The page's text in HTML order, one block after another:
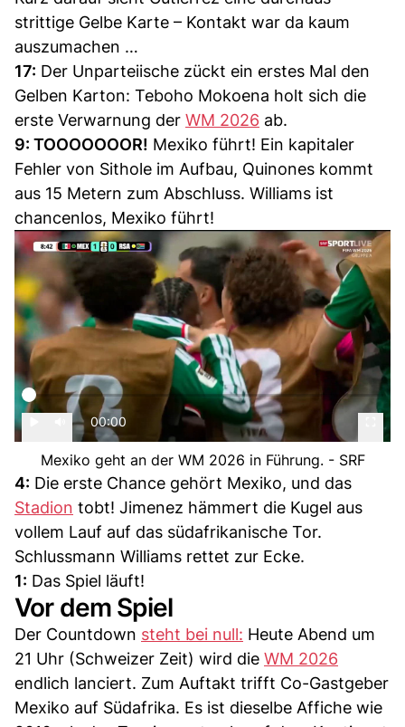
strittige Gelbe Karte – Kontakt war da kaum
auszumachen …
17: Der Unparteiische zückt ein erstes Mal den
Gelben Karton: Teboho Mokoena holt sich die
erste Verwarnung der WM 2026 ab.
9: TOOOOOOOR! Mexiko führt! Ein kapitaler
Fehler von Sithole im Aufbau, Quinones kommt
aus 15 Metern zum Abschluss. Williams ist
chancenlos, Mexiko führt!
00:00
Mexiko geht an der WM 2026 in Führung. - SRF
4: Die erste Chance gehört Mexiko, und das
Stadion tobt! Jimenez hämmert die Kugel aus
vollem Lauf auf das südafrikanische Tor.
Schlussmann Williams rettet zur Ecke.
1: Das Spiel läuft!
Vor dem Spiel
Der Countdown steht bei null: Heute Abend um
21 Uhr (Schweizer Zeit) wird die WM 2026
endlich lanciert. Zum Auftakt trifft Co-Gastgeber
Mexiko auf Südafrika. Es ist dieselbe Affiche wie